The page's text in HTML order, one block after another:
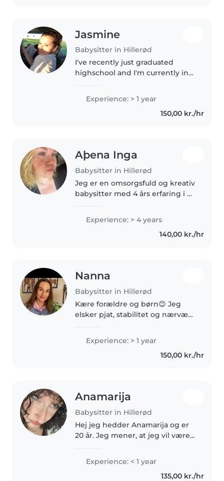
Jasmine
Babysitter in Hillerød
I've recently just graduated
highschool and I'm currently in
babysitting job to save up a little
extra money. I love taking care of
kids while being creative..
Experience: > 1 year
150,00 kr./hr
Aþena Inga
Babysitter in Hillerød
Jeg er en omsorgsfuld og kreativ
babysitter med 4 års erfaring i at
dansk, engelsk og islandsk, og
jeg er førstehjælpscertificeret.
Experience: > 4 years
140,00 kr./hr
Nanna
Babysitter in Hillerød
Kære forældre og børn😊 Jeg
elsker pjat, stabilitet og nærvær.
opbygge tryghed og skabe en
god relation mellem mig og
jeres børn så de føler sig godt
Experience: > 1 year
150,00 kr./hr
Anamarija
Babysitter in Hillerød
Hej jeg hedder Anamarija og er
20 år. Jeg mener, at jeg vil være
jeres barn/børn, fordi jeg er
meget opmærksom på at
tilpasse mig det enkelte barns..
Experience: < 1 year
135,00 kr./hr